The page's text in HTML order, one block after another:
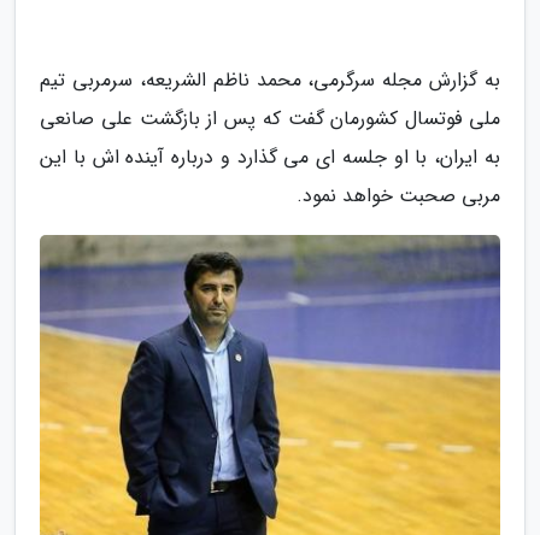
به گزارش مجله سرگرمی، محمد ناظم الشریعه، سرمربی تیم
ملی فوتسال کشورمان گفت که پس از بازگشت علی صانعی
به ایران، با او جلسه ای می گذارد و درباره آینده اش با این
مربی صحبت خواهد نمود.